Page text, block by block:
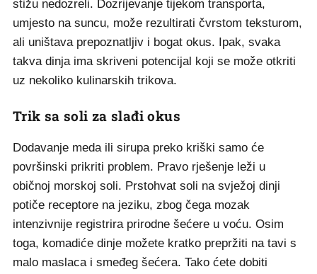
stižu nedozreli. Dozrijevanje tijekom transporta,
umjesto na suncu, može rezultirati čvrstom teksturom,
ali uništava prepoznatljiv i bogat okus. Ipak, svaka
takva dinja ima skriveni potencijal koji se može otkriti
uz nekoliko kulinarskih trikova.
Trik sa soli za slađi okus
Dodavanje meda ili sirupa preko kriški samo će
površinski prikriti problem. Pravo rješenje leži u
običnoj morskoj soli. Prstohvat soli na svježoj dinji
potiče receptore na jeziku, zbog čega mozak
intenzivnije registrira prirodne šećere u voću. Osim
toga, komadiće dinje možete kratko prepržiti na tavi s
malo maslaca i smeđeg šećera. Tako ćete dobiti